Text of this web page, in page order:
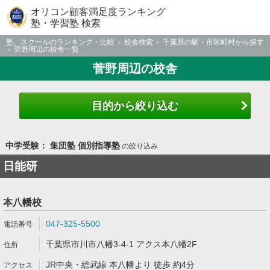
オリコン顧客満足度ランキング
塾・学習塾 検索
塾、スクールのランキング・比較 校舎検索
千葉県の駅・市区町村から探す
菅野周辺の校舎一覧
菅野周辺の校舎
目的から絞り込む
中学受験： 集団塾 個別指導塾の絞り込み
日能研
本八幡校
047-325-5500
千葉県市川市八幡3-4-1 アクス本八幡2F
JR中央・総武線 本八幡より 徒歩 約4分